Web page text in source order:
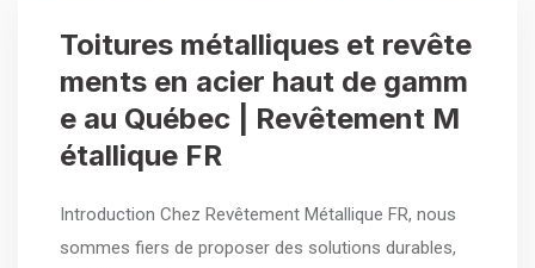
Toitures métalliques et revête
ments en acier haut de gamm
e au Québec | Revêtement M
étallique FR
Introduction Chez Revêtement Métallique FR, nous
sommes fiers de proposer des solutions durables,